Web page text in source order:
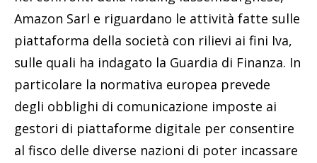
Amazon Sarl e riguardano le attività fatte sulle
piattaforma della società con rilievi ai fini Iva,
sulle quali ha indagato la Guardia di Finanza. In
particolare la normativa europea prevede
degli obblighi di comunicazione imposte ai
gestori di piattaforme digitale per consentire
al fisco delle diverse nazioni di poter incassare